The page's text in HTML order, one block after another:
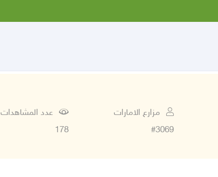
مزارع الامارات
#3069
عدد المشاهدات
178